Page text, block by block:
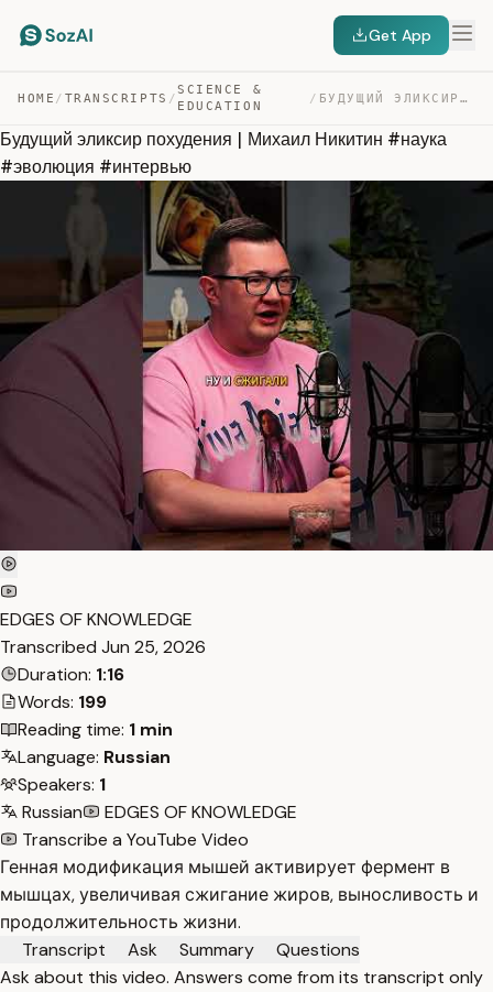
Get App
HOME / TRANSCRIPTS /
SCIENCE &
EDUCATION
/ БУДУЩИЙ ЭЛИКСИР ПОХУДЕНИЯ | МИХАИЛ НИКИТИН #НАУКА #ЭВОЛ… — TRANSCRIPT
Будущий эликсир похудения | Михаил Никитин #наука
#эволюция #интервью
EDGES OF KNOWLEDGE
Transcribed Jun 25, 2026
Duration: 1:16
Words: 199
Reading time: 1 min
Language: Russian
Speakers: 1
Russian
EDGES OF KNOWLEDGE
Transcribe a YouTube Video
Генная модификация мышей активирует фермент в
мышцах, увеличивая сжигание жиров, выносливость и
продолжительность жизни.
Transcript
Ask Summary
Questions
Ask about this video. Answers come from its transcript only